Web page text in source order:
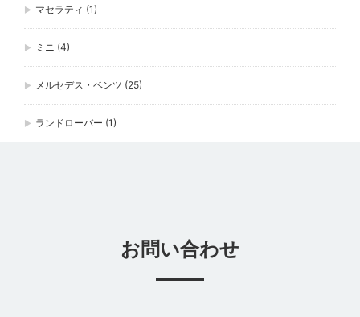
マセラティ (1)
ミニ (4)
メルセデス・ベンツ (25)
ランドローバー (1)
お問い合わせ